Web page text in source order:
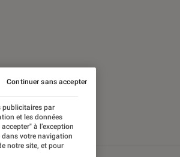
publicitaires par
et les données
à l’exception
dans votre navigation
notre site, et pour
Continuer sans accepter